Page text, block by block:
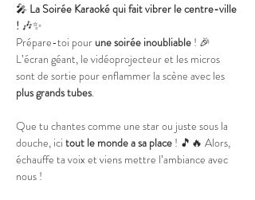
🎤 La Soirée Karaoké qui fait vibrer le centre-ville
! 🎶✨
Prépare-toi pour une soirée inoubliable ! 🎉
L’écran géant, le vidéoprojecteur et les micros
sont de sortie pour enflammer la scène avec les
plus grands tubes.
Que tu chantes comme une star ou juste sous la
douche, ici tout le monde a sa place ! 🎵🔥 Alors,
échauffe ta voix et viens mettre l’ambiance avec
nous !